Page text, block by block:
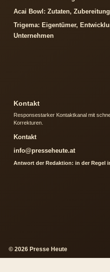
Acai Bowl: Zutaten,
Trigema: Eigentümer,
Unternehmen
Kontakt
Responsestarker Kontaktkanal mit
Korrekturen.
Kontakt
info@presseheute.at
Antwort der Redaktion: in der Regel
© 2026 Presse Heute